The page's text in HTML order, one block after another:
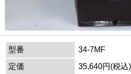
型番
34-7MF
定価
35,640円(税込)